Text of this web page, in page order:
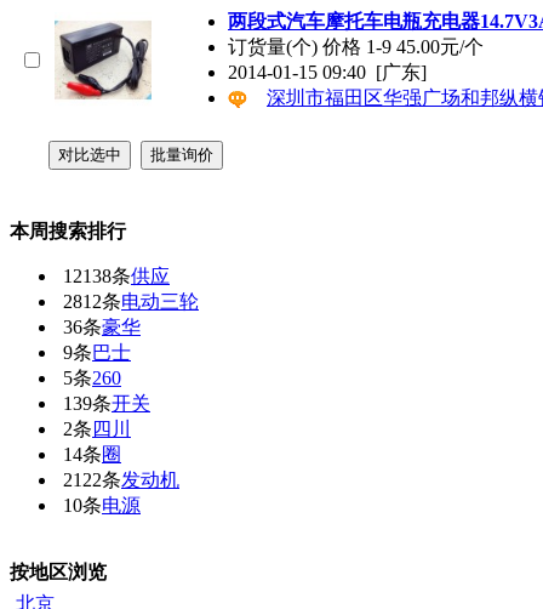
两段式汽车摩托车电瓶充电器
订货量(个) 价格 1-9 45.00元/个
2014-01-15 09:40 [广东]
深圳市福田区华强广场和邦纵横
本周搜索排行
12138条供应
2812条电动三轮
36条豪华
9条巴士
5条260
139条开关
2条 四川
14条圈
2122条发动机
10条电源
按地区浏览
北京